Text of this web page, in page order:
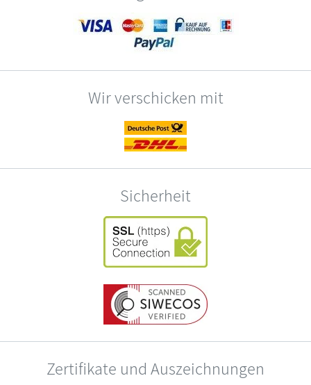
Wir verschicken mit
Sicherheit
Zertifikate und Auszeichnungen